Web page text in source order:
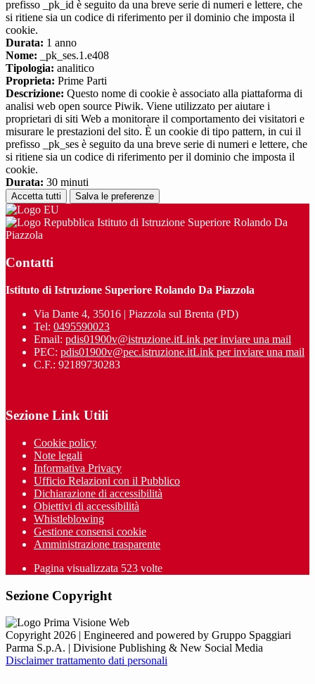
prefisso _pk_id è seguito da una breve serie di numeri e lettere, che
si ritiene sia un codice di riferimento per il dominio che imposta il
cookie.
Durata: 1 anno
Nome: _pk_ses.1.e408
Tipologia: analitico
Proprieta: Prime Parti
Descrizione: Questo nome di cookie è associato alla piattaforma di
analisi web open source Piwik. Viene utilizzato per aiutare i
proprietari di siti Web a monitorare il comportamento dei visitatori e
misurare le prestazioni del sito. È un cookie di tipo pattern, in cui il
prefisso _pk_ses è seguito da una breve serie di numeri e lettere, che
si ritiene sia un codice di riferimento per il dominio che imposta il
cookie.
Durata: 30 minuti
Accetta tutti Salva le preferenze
Istituto di Istruzione Superiore Rolando Da
Piazzola
Contatti
Istituto di Istruzione Superiore Rolando Da Piazzola
Via Dante 4, 35016 | Piazzola sul Brenta (PD)
Tel: 0495590023
Email: pdis01900v@istruzione.itLink per inviare una mail
PEC: pdis01900v@pec.istruzione.itLink per inviare una mail
C.F.: 92189730283
Sezione Link Utili
Cookie policy
Note legali
Informativa Privacy
Ufficio Relazioni con il Pubblico
Dichiarazione di accessibilità
Obiettivi di accessibilità
Whistleblowing
Gestione consensi cookie
Amministrazione trasparente
Pagina visualizzata 523 volte
Sezione Copyright
Copyright 2026 | Engineered and powered by Gruppo Spaggiari
Parma S.p.A. | Divisione Publishing & New Social Media
Disclaimer trattamento dati personali